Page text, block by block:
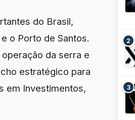
do Brasil,
o Porto de Santos.
da serra e
estratégico para
em Investimentos,
2
3